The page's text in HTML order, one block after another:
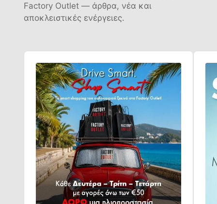
Factory Outlet — άρθρα, νέα και
αποκλειστικές ενέργειες.